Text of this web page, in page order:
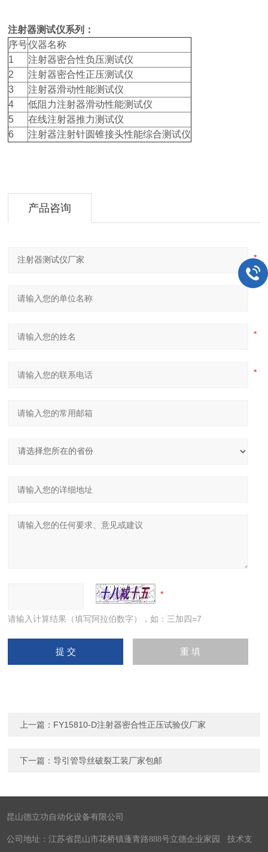
注射器测试仪系列：
序号仪器名称
1
注射器密合性负压测试仪
2
注射器密合性正压测试仪
3
注射器滑动性能测试仪
4
低阻力注射器滑动性能测试仪
5
在线注射器推力测试仪
6
注射器注射针圆锥接头性能综合测试仪
产品咨询
请输入计算结果（填写阿拉伯数字），如：三加四=7
上一篇： FY15810-D注射器密合性正压试验仪厂家
下一篇：导引管导丝破裂工装厂家包邮
昆山德立功自动化设备有限公司
公司地址：江苏省昆山市花桥镇蓬青路888号立德企业家园 技术支